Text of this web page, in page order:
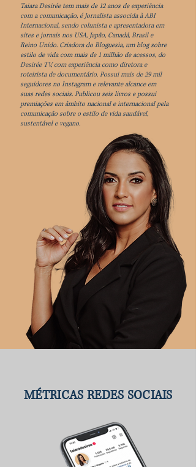
Taiara Desirée tem mais de 12 anos de experiência
com a comunicação, é Jornalista associda à ABI
Internacional, sendo colunista e apresentadora em
sites e jornais nos USA, Japão, Canadá, Brasil e
Reino Unido. Criadora do Bloguesia, um blog sobre
estilo de vida com mais de 1 milhão de acessos, do
Desirée TV, com experiência como diretora e
roteirista de documentário. Possui mais de 29 mil
seguidores no Instagram e relevante alcance em
suas redes sociais. Publicou seis livros e possui
premiações em âmbito nacional e internacional pela
comunicação sobre o estilo de vida saudável,
sustentável e vegano.
MÉTRICAS REDES SOCIAIS